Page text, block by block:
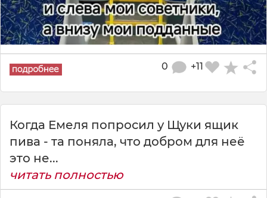
+11
0
Когда Емеля попросил у Щуки ящик
пива - та поняла, что добром для неё
это не...
читать полностью